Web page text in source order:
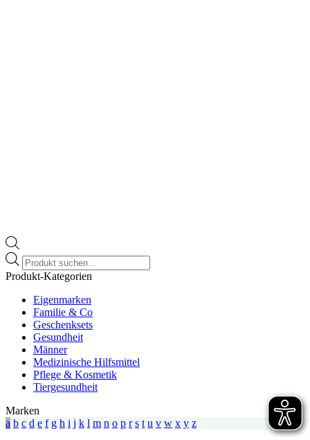
Products
search
Produkt-Kategorien
Eigenmarken
Familie & Co
Geschenksets
Gesundheit
Männer
Medizinische Hilfsmittel
Pflege & Kosmetik
Tiergesundheit
Marken
a b c d e f g h i j k l m n o p r s t u v w x y z